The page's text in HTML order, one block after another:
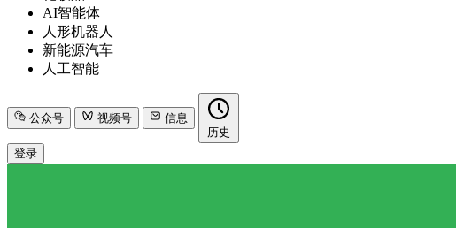
AI智能体
人形机器人
新能源汽车
人工智能
公众号 视频号
信息
历史
登录